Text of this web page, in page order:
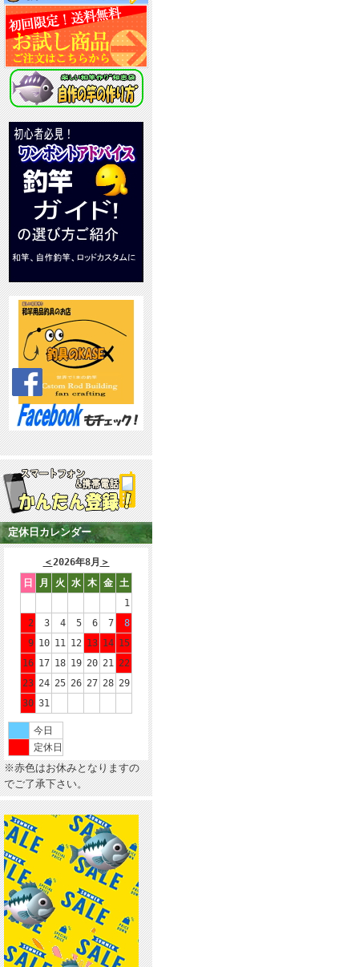
定休日カレンダー
＜2026年8月 ＞
日
月 火 水 木 金
土
1
2
3 4 5 6 7
8
9 10 11 12 13 14 15
16 17 18 19 20 21 22
23 24 25 26 27 28 29
30 31
今日
定休日
※赤色はお休みとなりますの
でご了承下さい。